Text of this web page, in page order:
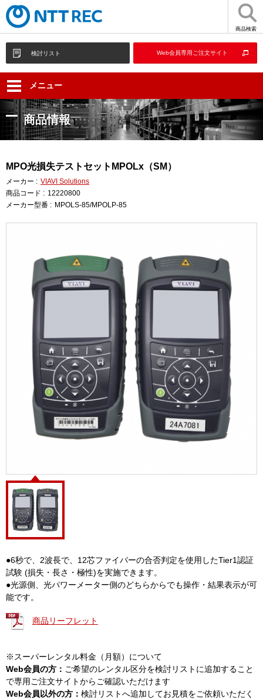
商品検索
検討リスト Web会員専用ご注文サイト
メニュー
商品情報
MPO光損失テストセットMPOLx（SM）
メーカー : VIAVI Solutions
商品コード : 12220800
メーカー型番 : MPOLS-85/MPOLP-85
●6秒で、2波長で、12芯ファイバーの合否判定を使用したTier1認証
試験 (損失・長さ・極性)を実施できます。
●光源側、光パワーメーター側のどちらからでも操作・結果表示が可
能です。
商品リーフレット
※スーパーレンタル料金（月額）について
Web会員の方： ご希望のレンタル区分を検討リストに追加すること
で専用ご注文サイトからご確認いただけます
Web会員以外の方： 検討リストへ追加してお見積をご依頼いただく